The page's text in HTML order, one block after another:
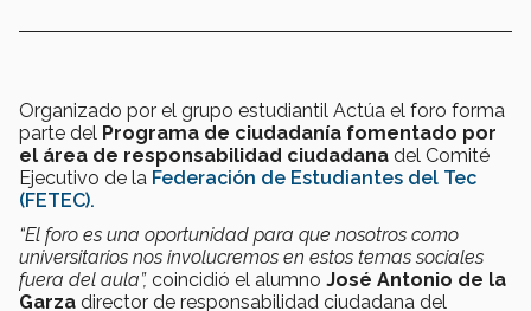
Organizado por el grupo estudiantil Actúa el foro forma
parte del Programa de ciudadanía fomentado por
el área de responsabilidad ciudadana del Comité
Ejecutivo de la Federación de Estudiantes del Tec
(FETEC).
“El foro es una oportunidad para que nosotros como
universitarios nos involucremos en estos temas sociales
fuera del aula”, coincidió el alumno José Antonio de la
Garza director de responsabilidad ciudadana del